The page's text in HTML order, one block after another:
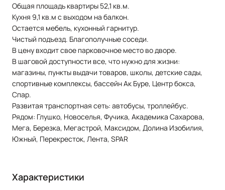
Общая площадь квартиры 52,1 кв.м.
Кухня 9,1 кв.м с выходом на балкон.
Остается мебель, кухонный гарнитур.
Чистый подъезд. Благополучные соседи.
В цену входит свое парковочное место во дворе.
В шаговой доступности все, что нужно для жизни:
магазины, пункты выдачи товаров, школы, детские сады,
спортивные комплексы, бассейн Ак Буре, Центр бокса,
Спар.
Развитая транспортная сеть: автобусы, троллейбус.
Рядом: Глушко, Новоселья, Фучика, Академика Сахарова,
Мега, Березка, Мегастрой, Максидом, Долина Изобилия,
Южный, Перекресток, Лента, SPAR
Характеристики